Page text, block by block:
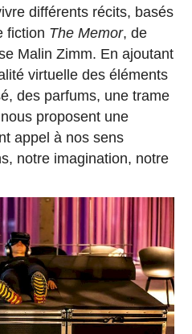
différents récits, basés
fiction The Memor, de
Malin Zimm. En ajoutant
virtuelle des éléments
des parfums, une trame
proposent une
appel à nos sens
notre imagination, notre